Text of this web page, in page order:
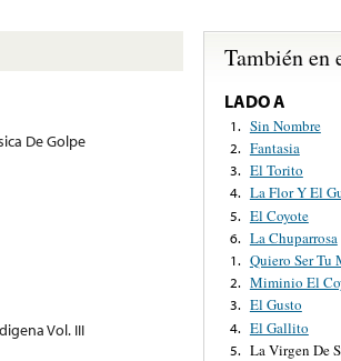
De Golpe
Vol. III
También en
LADO A
1. Sin Nombre
2. Fantasia
3. El Torito
4. La Flor Y El
5. El Coyote
6. La Chuparrosa
1. Quiero Ser Tu
2. Miminio El
3. El Gusto
4. El Gallito
5. La Virgen De